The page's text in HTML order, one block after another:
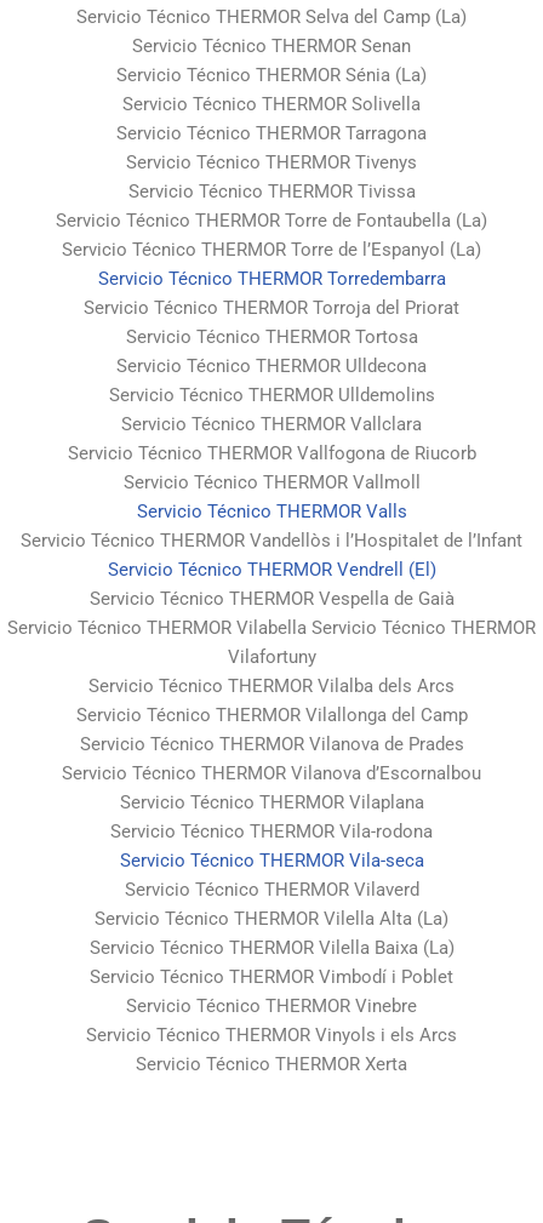
Servicio Técnico THERMOR Selva del Camp (La)
Servicio Técnico THERMOR Senan
Servicio Técnico THERMOR Sénia (La)
Servicio Técnico THERMOR Solivella
Servicio Técnico THERMOR Tarragona
Servicio Técnico THERMOR Tivenys
Servicio Técnico THERMOR Tivissa
Servicio Técnico THERMOR Torre de Fontaubella (La)
Servicio Técnico THERMOR Torre de l’Espanyol (La)
Servicio Técnico THERMOR Torredembarra
Servicio Técnico THERMOR Torroja del Priorat
Servicio Técnico THERMOR Tortosa
Servicio Técnico THERMOR Ulldecona
Servicio Técnico THERMOR Ulldemolins
Servicio Técnico THERMOR Vallclara
Servicio Técnico THERMOR Vallfogona de Riucorb
Servicio Técnico THERMOR Vallmoll
Servicio Técnico THERMOR Valls
Servicio Técnico THERMOR Vandellòs i l’Hospitalet de l’Infant
Servicio Técnico THERMOR Vendrell (El)
Servicio Técnico THERMOR Vespella de Gaià
Servicio Técnico THERMOR Vilabella Servicio Técnico THERMOR
Vilafortuny
Servicio Técnico THERMOR Vilalba dels Arcs
Servicio Técnico THERMOR Vilallonga del Camp
Servicio Técnico THERMOR Vilanova de Prades
Servicio Técnico THERMOR Vilanova d’Escornalbou
Servicio Técnico THERMOR Vilaplana
Servicio Técnico THERMOR Vila-rodona
Servicio Técnico THERMOR Vila-seca
Servicio Técnico THERMOR Vilaverd
Servicio Técnico THERMOR Vilella Alta (La)
Servicio Técnico THERMOR Vilella Baixa (La)
Servicio Técnico THERMOR Vimbodí i Poblet
Servicio Técnico THERMOR Vinebre
Servicio Técnico THERMOR Vinyols i els Arcs
Servicio Técnico THERMOR Xerta